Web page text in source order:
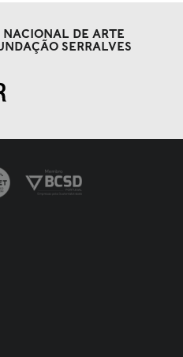
NACIONAL DE ARTE
SERRALVES